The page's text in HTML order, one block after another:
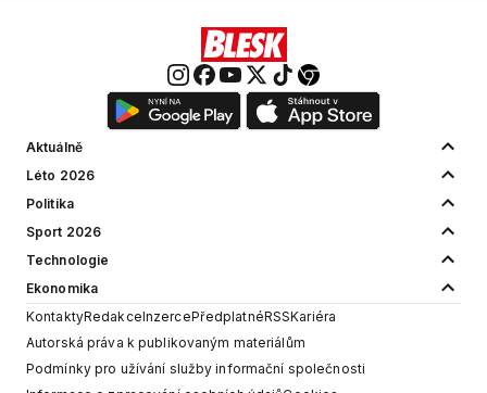
Aktuálně
Léto 2026
Politika
Sport 2026
Technologie
Ekonomika
KontaktyRedakceInzercePředplatnéRSSKariéra
Autorská práva k publikovaným materiálům
Podmínky pro užívání služby informační společnosti